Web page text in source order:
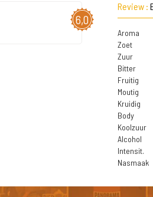
6,0
Review :
Aroma
Zoet
Zuur
Bitter
Fruitig
Moutig
Kruidig
Body
Koolzuur
Alcohol
Intensit.
Nasmaak